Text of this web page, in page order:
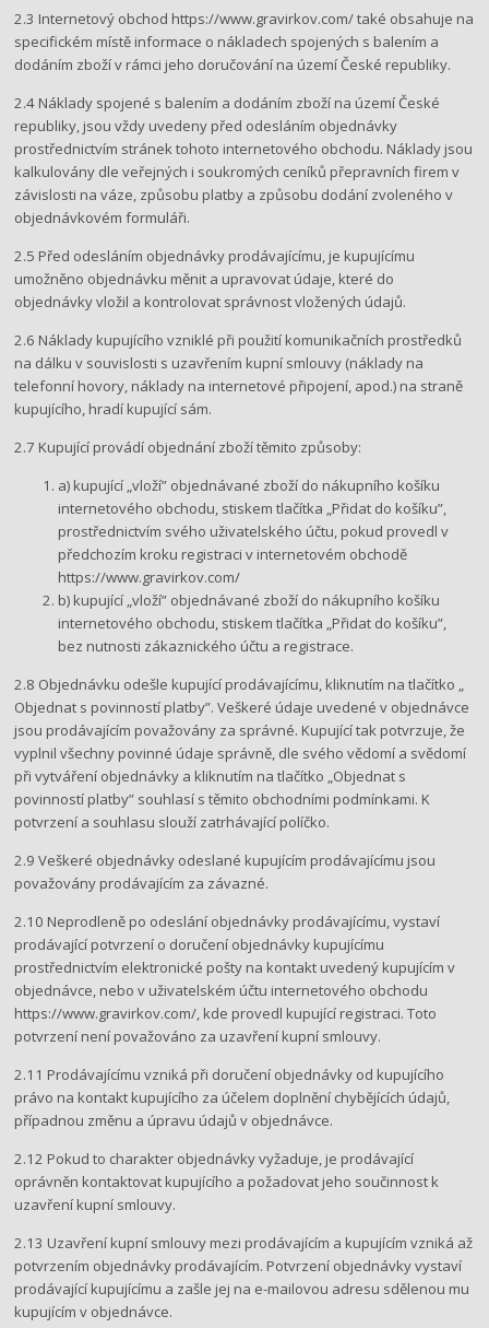
2.3 Internetový obchod ​https://www.gravirkov.com/​ ​také obsahuje na
specifickém místě informace o nákladech spojených s balením a
dodáním zboží v rámci jeho doručování na území České republiky.
2.4 Náklady spojené s balením a dodáním zboží na území České
republiky, jsou vždy uvedeny před odesláním objednávky
prostřednictvím stránek tohoto internetového obchodu. Náklady jsou
kalkulovány dle veřejných i soukromých ceníků přepravních firem v
závislosti na váze, způsobu platby a způsobu dodání zvoleného v
objednávkovém formuláři.
2.5 Před odesláním objednávky prodávajícímu, je kupujícímu
umožněno objednávku měnit a upravovat údaje, které do
objednávky vložil a kontrolovat správnost vložených údajů.
2.6 Náklady kupujícího vzniklé při použití komunikačních prostředků
na dálku v souvislosti s uzavřením kupní smlouvy (náklady na
telefonní hovory, náklady na internetové připojení, apod.) na straně
kupujícího, hradí kupující sám.
2.7 Kupující provádí objednání zboží těmito způsoby:
a) kupující „vloží” objednávané zboží do nákupního košíku
internetového obchodu​, ​stiskem tlačítka „Přidat do košíku​”, ​
prostřednictvím svého uživatelského účtu, pokud provedl v
předchozím kroku registraci v internetovém obchodě ​
https://www.gravirkov.com/ ​
b) kupující „vloží” objednávané zboží do nákupního košíku
internetového obchodu​, ​stiskem tlačítka ​„​Přidat do košíku”,​ ​
bez nutnosti zákaznického účtu a registrace.
2.8 Objednávku odešle kupující prodávajícímu, kliknutím na tlačítko ​„​
Objednat s povinností platby​​”. Veškeré údaje uvedené v objednávce
jsou prodávajícím považovány za správné. Kupující tak potvrzuje, že
vyplnil všechny povinné údaje správně, dle svého vědomí a svědomí
při vytváření objednávky a kliknutím na tlačítko „​Objednat s
povinností platby​” souhlasí s těmito obchodními podmínkami. K
potvrzení a souhlasu slouží zatrhávající políčko.
2.9 Veškeré objednávky odeslané kupujícím prodávajícímu jsou
považovány prodávajícím za závazné.
2.10 Neprodleně po odeslání objednávky prodávajícímu, vystaví
prodávající potvrzení o doručení objednávky kupujícímu
prostřednictvím elektronické pošty na kontakt uvedený kupujícím v
objednávce, nebo v uživatelském účtu internetového obchodu ​
https://www.gravirkov.com/​, ​kde provedl kupující registraci. Toto
potvrzení není považováno za uzavření kupní smlouvy.
2.11 Prodávajícímu vzniká při doručení objednávky od kupujícího
právo na kontakt kupujícího za účelem doplnění chybějících údajů,
případnou změnu a úpravu údajů v objednávce.
2.12 Pokud to charakter objednávky vyžaduje, je prodávající
oprávněn kontaktovat kupujícího a požadovat jeho součinnost k
uzavření kupní smlouvy.
2.13 Uzavření kupní smlouvy mezi prodávajícím a kupujícím vzniká až
potvrzením objednávky prodávajícím. Potvrzení objednávky vystaví
prodávající kupujícímu a zašle jej na e-mailovou adresu sdělenou mu
kupujícím v objednávce.